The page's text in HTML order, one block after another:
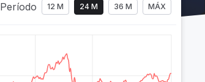
Período 12 M 24 M 36 M MÁX